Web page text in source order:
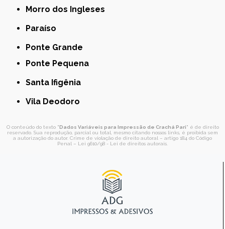
Morro dos Ingleses
Paraíso
Ponte Grande
Ponte Pequena
Santa Ifigênia
Vila Deodoro
O conteúdo do texto "Dados Variáveis para Impressão de Crachá Pari" é de direito
reservado. Sua reprodução, parcial ou total, mesmo citando nossos links, é proibida sem
a autorização do autor. Crime de violação de direito autoral – artigo 184 do Código
Penal – Lei 9610/98 - Lei de direitos autorais